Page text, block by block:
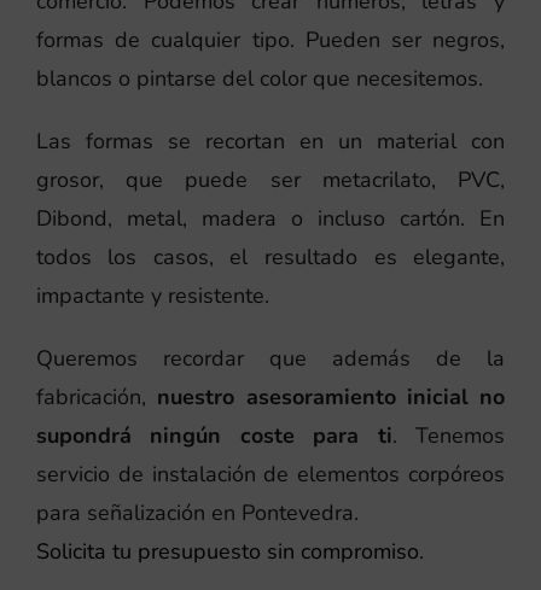
formas de cualquier tipo. Pueden ser negros,
blancos o pintarse del color que necesitemos.
Las formas se recortan en un material con
grosor, que puede ser metacrilato, PVC,
Dibond, metal, madera o incluso cartón. En
todos los casos, el resultado es elegante,
impactante y resistente.
Queremos recordar que además de la
fabricación, nuestro asesoramiento inicial no
supondrá ningún coste para ti. Tenemos
servicio de instalación de elementos corpóreos
para señalización en Pontevedra.
Solicita tu presupuesto sin compromiso.